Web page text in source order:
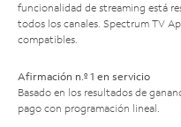
funcionalidad de streaming está
todos los canales. Spectrum TV
compatibles.
Afirmación n.º 1 en servicio
Basado en los resultados de
pago con programación lineal.